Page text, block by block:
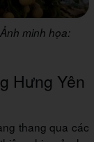
minh họa:
Hưng Yên
thang qua các